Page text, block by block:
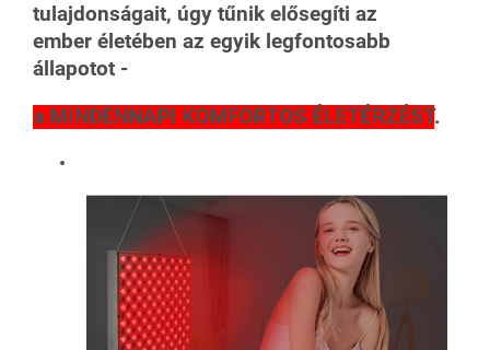
tulajdonságait, úgy tűnik elősegíti az
ember életében az egyik legfontosabb
állapotot -
a MINDENNAPI KOMFORTOS ÉLETÉRZÉST.